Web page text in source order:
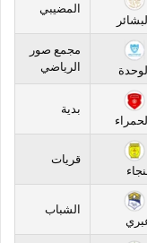
المضيبي
مجمع صور
الرياضي
بدية
قريات
الشباب